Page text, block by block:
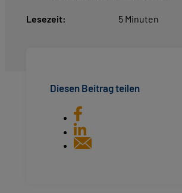
Lesezeit: 5 Minuten
Diesen Beitrag teilen